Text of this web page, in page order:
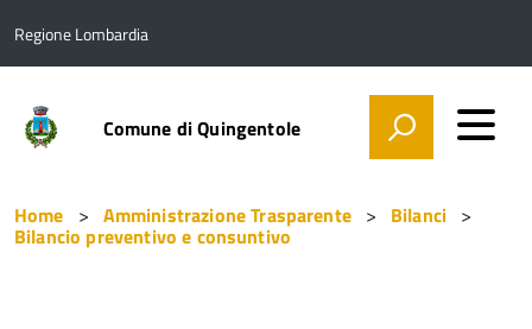
Regione Lombardia
Comune di Quingentole
Home Amministrazione Trasparente Bilanci
Bilancio preventivo e consuntivo